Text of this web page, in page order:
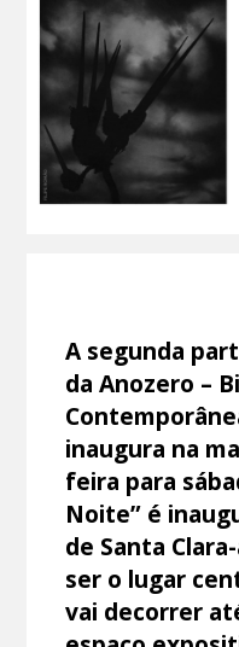
A segunda
da Anozero –
inaugura na
feira para
Noite” é
de Santa
ser o lugar
vai decorrer